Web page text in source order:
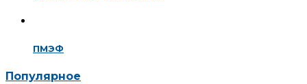
ПМЭФ
Популярное